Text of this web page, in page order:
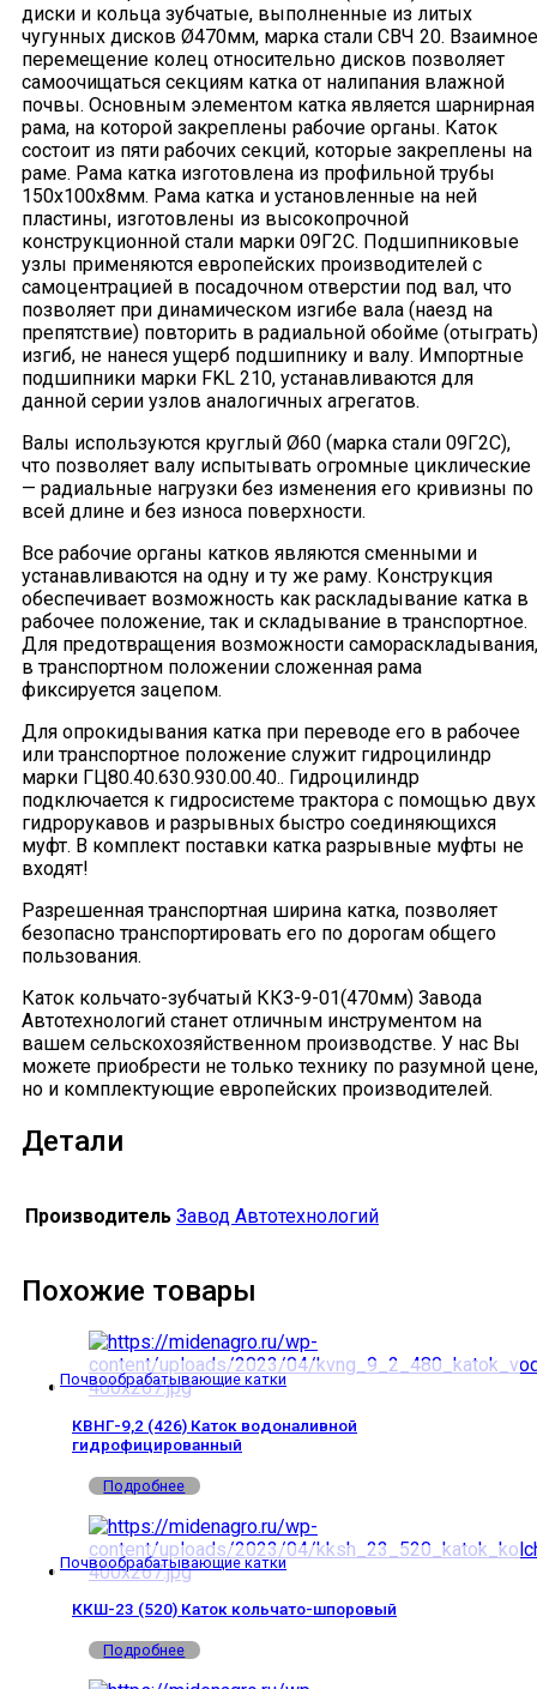
диски и кольца зубчатые, выполненные из литых
чугунных дисков Ø470мм, марка стали СВЧ 20. Взаимное
перемещение колец относительно дисков позволяет
самоочищаться секциям катка от налипания влажной
почвы. Основным элементом катка является шарнирная
рама, на которой закреплены рабочие органы. Каток
состоит из пяти рабочих секций, которые закреплены на
раме. Рама катка изготовлена из профильной трубы
150х100х8мм. Рама катка и установленные на ней
пластины, изготовлены из высокопрочной
конструкционной стали марки 09Г2С. Подшипниковые
узлы применяются европейских производителей с
самоцентрацией в посадочном отверстии под вал, что
позволяет при динамическом изгибе вала (наезд на
препятствие) повторить в радиальной обойме (отыграть)
изгиб, не нанеся ущерб подшипнику и валу. Импортные
подшипники марки FKL 210, устанавливаются для
данной серии узлов аналогичных агрегатов.
Валы используются круглый Ø60 (марка стали 09Г2С),
что позволяет валу испытывать огромные циклические
— радиальные нагрузки без изменения его кривизны по
всей длине и без износа поверхности.
Все рабочие органы катков являются сменными и
устанавливаются на одну и ту же раму. Конструкция
обеспечивает возможность как раскладывание катка в
рабочее положение, так и складывание в транспортное.
Для предотвращения возможности самораскладывания,
в транспортном положении сложенная рама
фиксируется зацепом.
Для опрокидывания катка при переводе его в рабочее
или транспортное положение служит гидроцилиндр
марки ГЦ80.40.630.930.00.40.. Гидроцилиндр
подключается к гидросистеме трактора с помощью двух
гидрорукавов и разрывных быстро соединяющихся
муфт. В комплект поставки катка разрывные муфты не
входят!
Разрешенная транспортная ширина катка, позволяет
безопасно транспортировать его по дорогам общего
пользования.
Каток кольчато-зубчатый ККЗ-9-01(470мм) Завода
Автотехнологий станет отличным инструментом на
вашем сельскохозяйственном производстве. У нас Вы
можете приобрести не только технику по разумной цене,
но и комплектующие европейских производителей.
Детали
Производитель Завод Автотехнологий
Похожие товары
Почвообрабатывающие катки
КВНГ-9,2 (426) Каток водоналивной
гидрофицированный
Подробнее
Почвообрабатывающие катки
ККШ-23 (520) Каток кольчато-шпоровый
Подробнее